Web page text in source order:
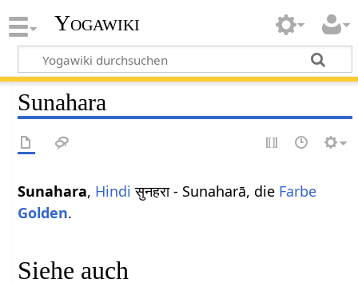
Yogawiki
Sunahara
Sunahara, Hindi सुनहरा - Sunaharā, die Farbe
Golden.
Siehe auch